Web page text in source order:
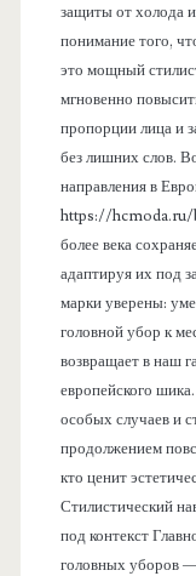
защиты от холода
понимание того,
это мощный
мгновенно
пропорции лица и
без лишних слов.
направления в
https://hcmoda.ru/
более века
адаптируя их под
марки уверены:
головной убор к
возвращает в наш
европейского
особых случаев и
продолжением
кто ценит
Стилистический
под контекст
головных уборов